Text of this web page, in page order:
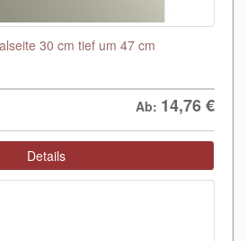
30 cm tief um 47 cm
Ab: 14,76€
Details